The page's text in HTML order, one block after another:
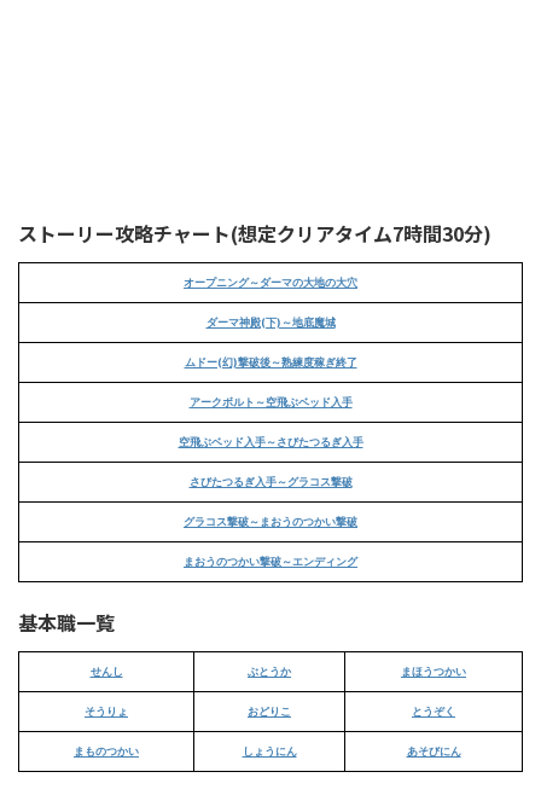
ストーリー攻略チャート(想定クリアタイム7時間30分)
オープニング～ダーマの大地の大穴
ダーマ神殿(下)～地底魔城
ムドー(幻)撃破後～熟練度稼ぎ終了
アークボルト～空飛ぶベッド入手
空飛ぶベッド入手～さびたつるぎ入手
さびたつるぎ入手～グラコス撃破
グラコス撃破～まおうのつかい撃破
まおうのつかい撃破～エンディング
基本職一覧
せんし ぶとうか まほうつかい
そうりょ おどりこ とうぞく
まものつかい しょうにん あそびにん